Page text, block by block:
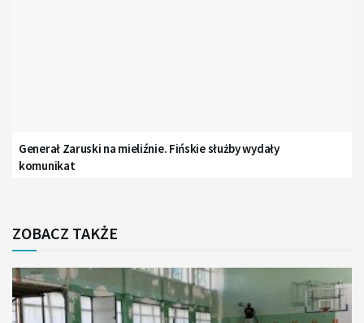
Generał Zaruski na mieliźnie. Fińskie służby wydały
komunikat
ZOBACZ TAKŻE